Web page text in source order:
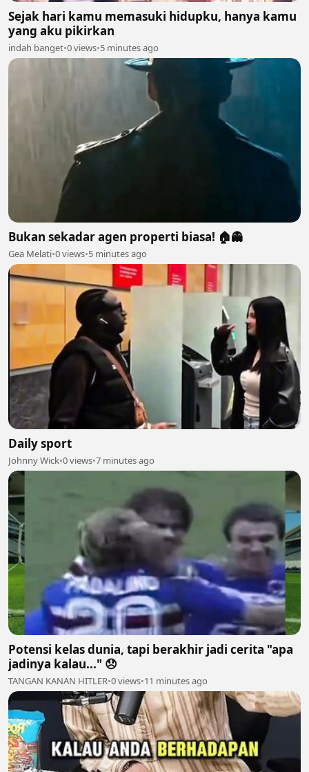
Sejak hari kamu memasuki hidupku, hanya kamu
yang aku pikirkan
indah banget•0 views•5 minutes ago
Bukan sekadar agen properti biasa! 🏠👻
Gea Melati•0 views•5 minutes ago
Daily sport
Johnny Wick•0 views•7 minutes ago
Potensi kelas dunia, tapi berakhir jadi cerita "apa
jadinya kalau..." 😞
TANGAN KANAN HITLER•0 views•11 minutes ago